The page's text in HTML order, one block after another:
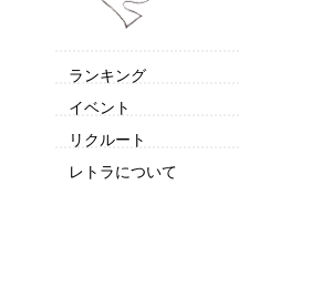
ランキング
イベント
リクルート
レトラについて